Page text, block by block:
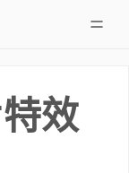
效